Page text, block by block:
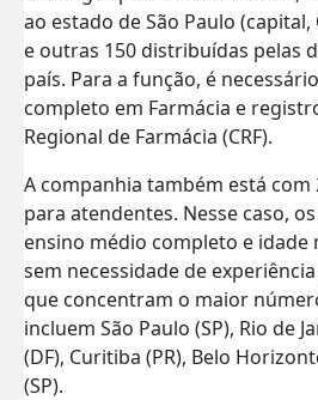
ao estado de São Paulo
e outras 150 distribuídas pelas
país. Para a função, é
completo em Farmácia e
Regional de Farmácia (CRF).
A companhia também está com
para atendentes. Nesse caso,
ensino médio completo e idade
sem necessidade de
que concentram o maior
incluem São Paulo (SP), Rio de
(DF), Curitiba (PR), Belo
(SP).